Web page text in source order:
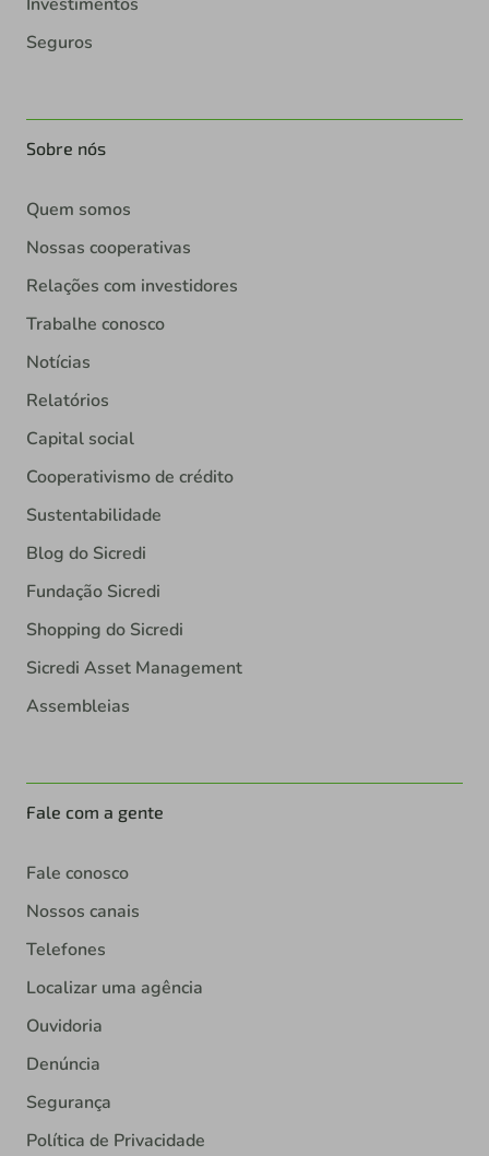
Seguros
Sobre nós
Quem somos
Nossas cooperativas
Relações com investidores
Trabalhe conosco
Notícias
Relatórios
Capital social
Cooperativismo de crédito
Sustentabilidade
Blog do Sicredi
Fundação Sicredi
Shopping do Sicredi
Sicredi Asset Management
Assembleias
Fale com a gente
Fale conosco
Nossos canais
Telefones
Localizar uma agência
Ouvidoria
Denúncia
Segurança
Política de Privacidade